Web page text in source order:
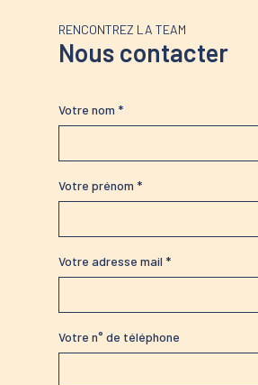
Nous contacter
RENCONTREZ LA TEAM
Votre nom *
Votre prénom *
Votre adresse mail *
Votre n° de téléphone